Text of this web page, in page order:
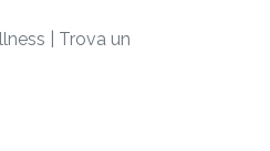
| Trova un